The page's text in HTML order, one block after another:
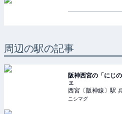
周辺の駅の記事
阪神西宮の「にじ
ェ
西宮〔阪神線〕駅
ニシマグ